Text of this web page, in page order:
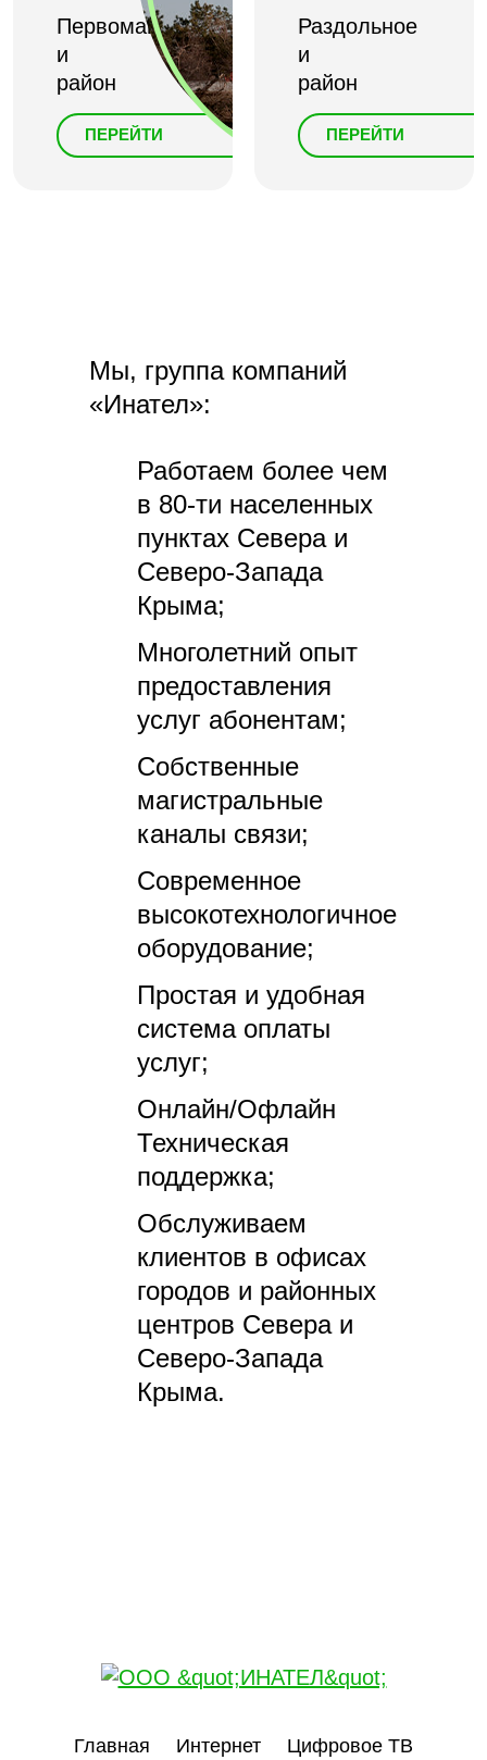
Первомайское
и
район
ПЕРЕЙТИ
Раздольное
и
район
ПЕРЕЙТИ
Мы, группа компаний
«Инател»:
Работаем более чем
в 80-ти населенных
пунктах Севера и
Северо-Запада
Крыма;
Многолетний опыт
предоставления
услуг абонентам;
Собственные
магистральные
каналы связи;
Современное
высокотехнологичное
оборудование;
Простая и удобная
система оплаты
услуг;
Онлайн/Офлайн
Техническая
поддержка;
Обслуживаем
клиентов в офисах
городов и районных
центров Севера и
Северо-Запада
Крыма.
Главная Интернет
Цифровое ТВ